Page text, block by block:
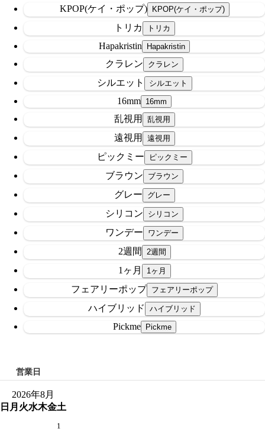
KPOP(ケイ・ポップ)
トリカ
Hapakristin
クラレン
シルエット
16mm
乱視用
遠視用
ピックミー
ブラウン
グレー
シリコン
ワンデー
2週間
1ヶ月
フェアリーポップ
ハイブリッド
Pickme
営業日
2026年8月
日 月 火水木金土
1